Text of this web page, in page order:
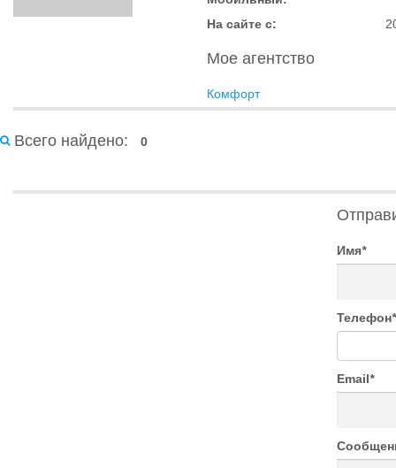
На сайте с:
Мое агентство
Комфорт
Всего найдено: 0
Имя*
Телефон*
Email*